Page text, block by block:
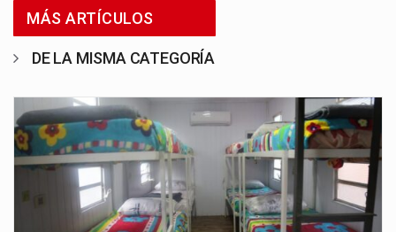
MÁS ARTÍCULOS
DE LA MISMA CATEGORÍA